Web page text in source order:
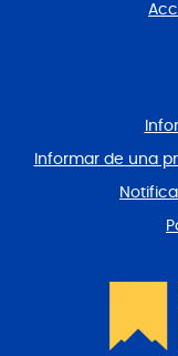
Informar de una